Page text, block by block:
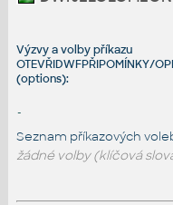
Výzvy a volby příkazu
OTEVŘIDWFPŘIPOMÍNKY/
(options):
-
Seznam příkazových
žádné volby (klíčová